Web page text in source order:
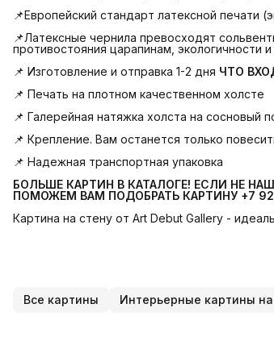
📌Европейский стандарт латексной печати
📌Латексные чернила превосходят
противостояния царапинам, экологичности
📌 Изготовление и отправка 1-2 дня ЧТО
📌 Печать на плотном качественном холсте
📌 Галерейная натяжка холста на сосновый
📌 Крепление. Вам останется только
📌 Надежная транспортная упаковка
БОЛЬШЕ КАРТИН В КАТАЛОГЕ! ЕСЛИ НЕ
ПОМОЖЕМ ВАМ ПОДОБРАТЬ КАРТИНУ +7
Картина на стену от Art Debut Gallery -
Все картины Интерьерные картины на